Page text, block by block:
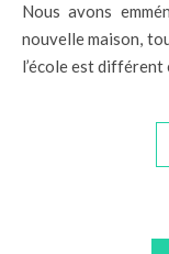
Nous avons emménager, il y a quelques jours, dans notre
nouvelle maison,
l’école est